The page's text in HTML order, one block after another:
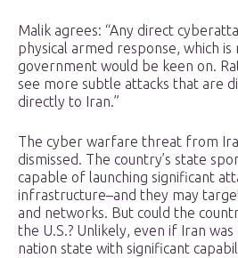
Malik agrees: “Any direct
physical armed response, which
government would be keen on.
see more subtle attacks that are
directly to Iran.”
The cyber warfare threat from
dismissed. The country’s state
capable of launching significant
infrastructure–and they may
and networks. But could the
the U.S.? Unlikely, even if Iran
nation state with significant